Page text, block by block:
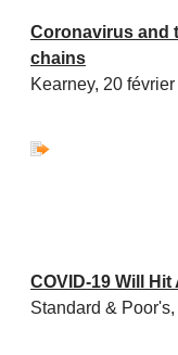
Coronavirus and
chains
Kearney, 20
COVID-19 Will
Standard &